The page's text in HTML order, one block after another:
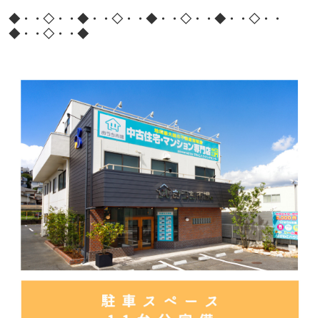
◆・・◇・・◆・・◇・・◆・・◇・・◆・・◇・・
◆・・◇・・◆